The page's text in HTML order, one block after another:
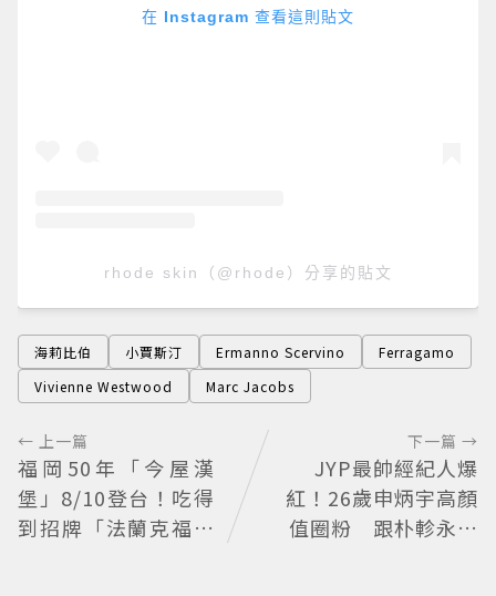
在 Instagram 查看這則貼文
rhode skin（@rhode）分享的貼文
海莉比伯 小賈斯汀 Ermanno Scervino
Ferragamo
Vivienne Westwood
Marc Jacobs
← 上一篇
福岡50年「今屋漢
堡」8/10登台！吃得
到招牌「法蘭克福起
下一篇 →
JYP最帥經紀人爆
紅！26歲申炳宇高顏
值圈粉 跟朴軫永瘦